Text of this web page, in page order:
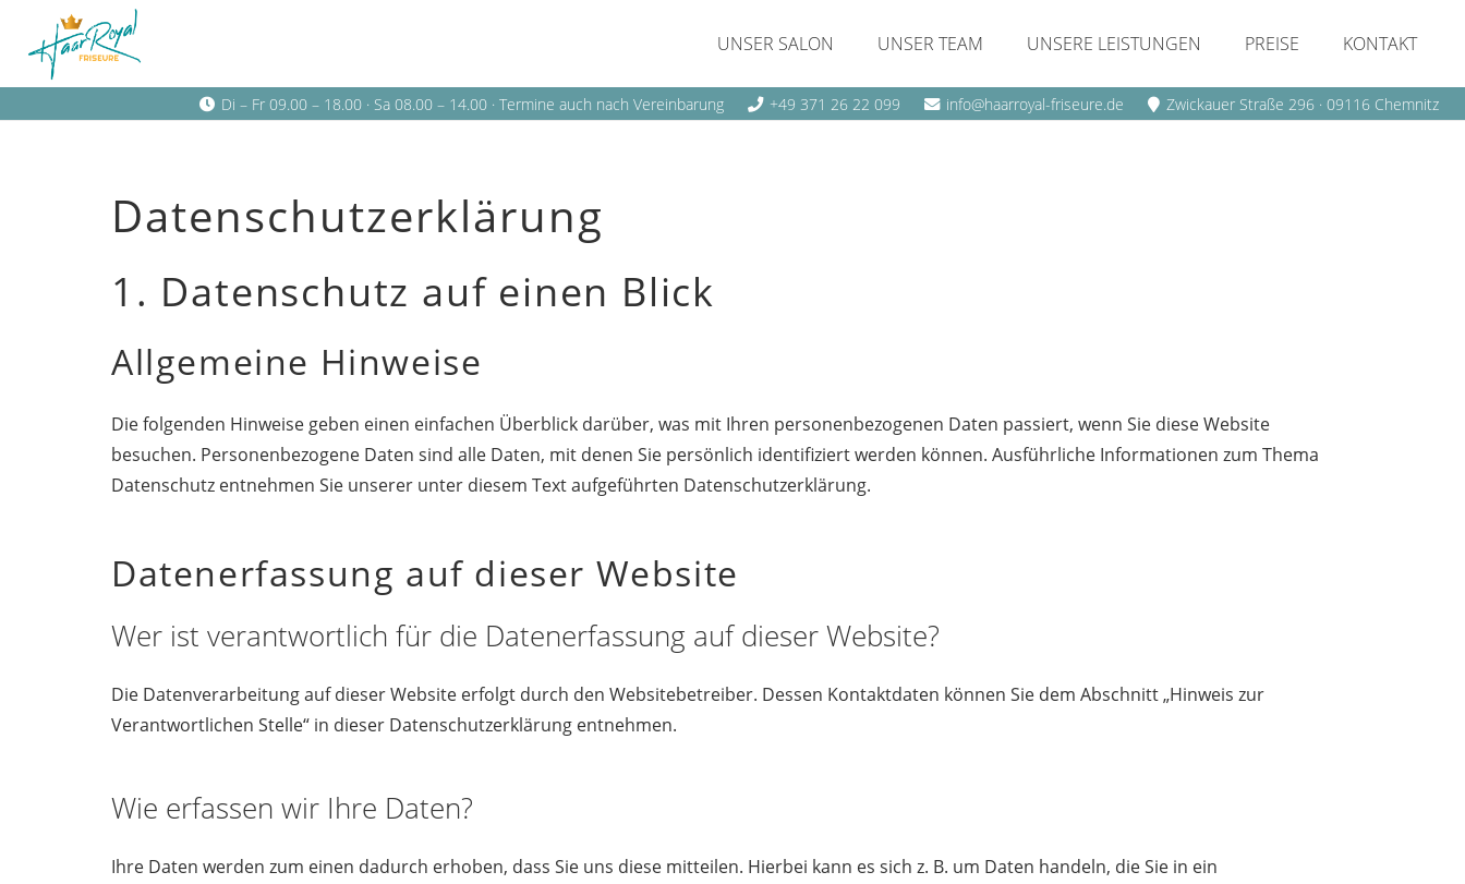
UNSER SALON UNSER TEAM UNSERE LEISTUNGEN PREISE KONTAKT
Di – Fr 09.00 – 18.00 · Sa 08.00 – 14.00 · Termine auch nach Vereinbarung +49 371 26 22 099 info@haarroyal-friseure.de Zwickauer Straße 296 · 09116 Chemnitz
Datenschutz­erklärung
1. Datenschutz auf einen Blick
Allgemeine Hinweise
Die folgenden Hinweise geben einen einfachen Überblick darüber, was mit Ihren personenbezogenen Daten passiert, wenn Sie diese Website
besuchen. Personenbezogene Daten sind alle Daten, mit denen Sie persönlich identifiziert werden können. Ausführliche Informationen zum Thema
Datenschutz entnehmen Sie unserer unter diesem Text aufgeführten Datenschutzerklärung.
Datenerfassung auf dieser Website
Wer ist verantwortlich für die Datenerfassung auf dieser Website?
Die Datenverarbeitung auf dieser Website erfolgt durch den Websitebetreiber. Dessen Kontaktdaten können Sie dem Abschnitt „Hinweis zur
Verantwortlichen Stelle“ in dieser Datenschutzerklärung entnehmen.
Wie erfassen wir Ihre Daten?
Ihre Daten werden zum einen dadurch erhoben, dass Sie uns diese mitteilen. Hierbei kann es sich z. B. um Daten handeln, die Sie in ein